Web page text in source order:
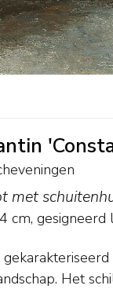
met
cm, gesigneerd
Het
tachtig was
Nadat